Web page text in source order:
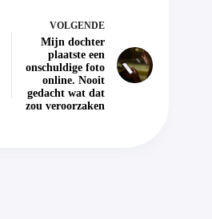
VOLGENDE
Mijn dochter
plaatste een
onschuldige foto
online. Nooit
gedacht wat dat
zou veroorzaken